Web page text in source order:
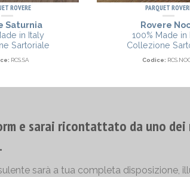
ROVERE
Saturnia
in Italy
Sartoriale
RCS.SA
PARQUET
Rovere
100% Made in
Collezione
Codice:
e sarai ricontattato da uno
sarà a tua completa disposizione,